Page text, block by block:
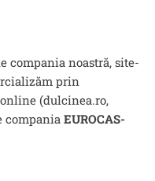
compania noastră, site-
prin
(dulcinea.ro,
compania EUROCAS-